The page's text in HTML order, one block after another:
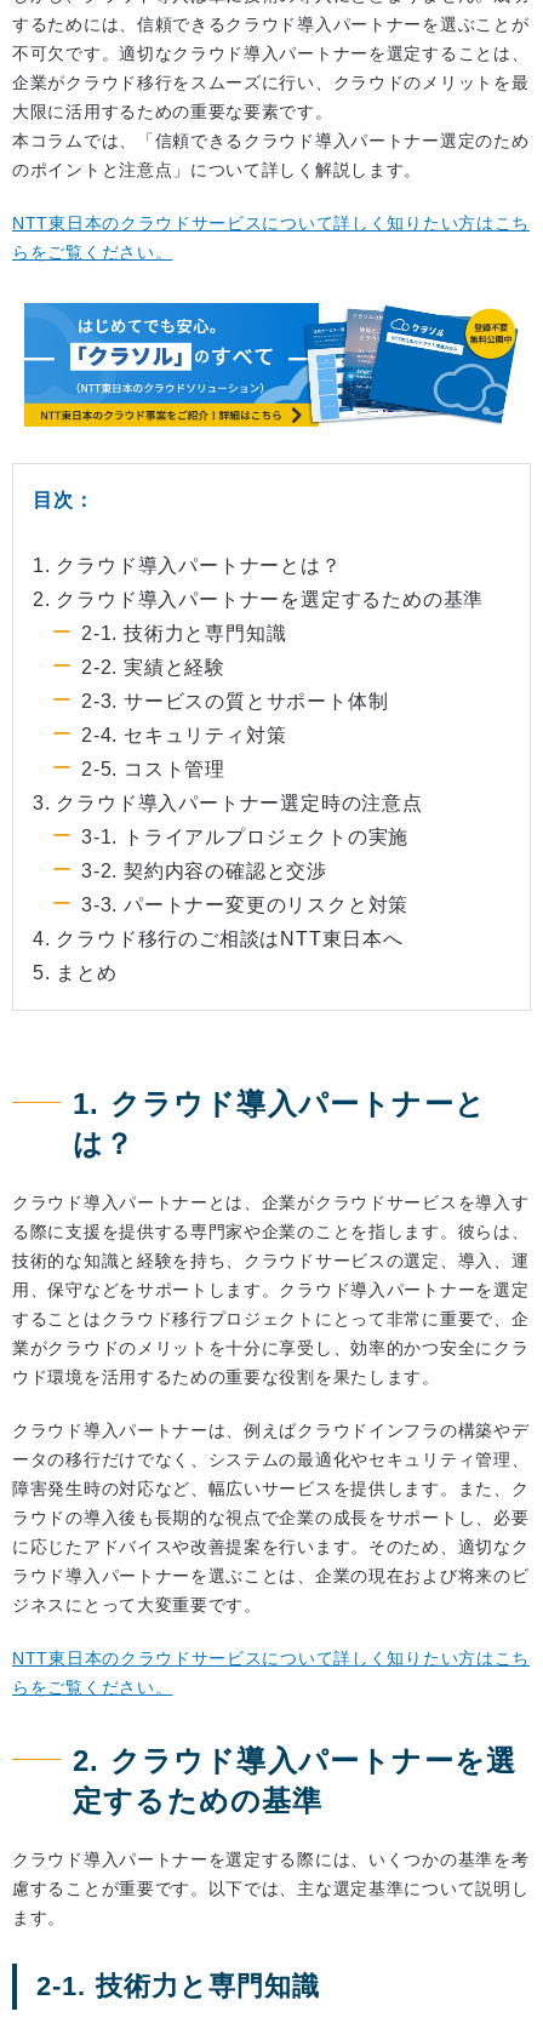
するためには、信頼できるクラウド導入パートナーを選ぶことが
不可欠です。適切なクラウド導入パートナーを選定することは、
企業がクラウド移行をスムーズに行い、クラウドのメリットを最
大限に活用するための重要な要素です。
本コラムでは、「信頼できるクラウド導入パートナー選定のため
のポイントと注意点」について詳しく解説します。
NTT東日本のクラウドサービスについて詳しく知りたい方はこち
らをご覧ください。
目次：
1. クラウド導入パートナーとは？
2. クラウド導入パートナーを選定するための基準
2-1. 技術力と専門知識
2-2. 実績と経験
2-3. サービスの質とサポート体制
2-4. セキュリティ対策
2-5. コスト管理
3. クラウド導入パートナー選定時の注意点
3-1. トライアルプロジェクトの実施
3-2. 契約内容の確認と交渉
3-3. パートナー変更のリスクと対策
4. クラウド移行のご相談はNTT東日本へ
5. まとめ
1. クラウド導入パートナーと
は？
クラウド導入パートナーとは、企業がクラウドサービスを導入す
る際に支援を提供する専門家や企業のことを指します。彼らは、
技術的な知識と経験を持ち、クラウドサービスの選定、導入、運
用、保守などをサポートします。クラウド導入パートナーを選定
することはクラウド移行プロジェクトにとって非常に重要で、企
業がクラウドのメリットを十分に享受し、効率的かつ安全にクラ
ウド環境を活用するための重要な役割を果たします。
クラウド導入パートナーは、例えばクラウドインフラの構築やデ
ータの移行だけでなく、システムの最適化やセキュリティ管理、
障害発生時の対応など、幅広いサービスを提供します。また、ク
ラウドの導入後も長期的な視点で企業の成長をサポートし、必要
に応じたアドバイスや改善提案を行います。そのため、適切なク
ラウド導入パートナーを選ぶことは、企業の現在および将来のビ
ジネスにとって大変重要です。
NTT東日本のクラウドサービスについて詳しく知りたい方はこち
らをご覧ください。
2. クラウド導入パートナーを選
定するための基準
クラウド導入パートナーを選定する際には、いくつかの基準を考
慮することが重要です。以下では、主な選定基準について説明し
ます。
2-1. 技術力と専門知識